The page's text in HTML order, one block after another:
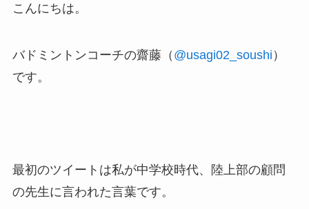
こんにちは。
バドミントンコーチの齋藤（ @usagi02_soushi ）
です。
最初のツイートは私が中学校時代、陸上部の顧問
の先生に言われた言葉です。